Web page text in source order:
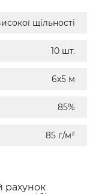
щільності
10 шт.
6х5 м
85%
85 г/м²
рахунок